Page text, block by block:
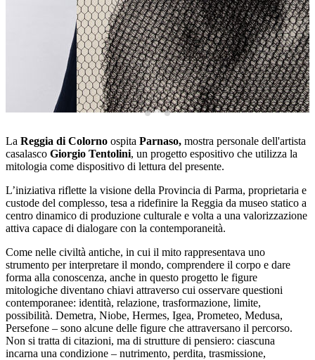
La Reggia di Colorno ospita Parnaso, mostra personale dell'artista
casalasco Giorgio Tentolini, un progetto espositivo che utilizza la
mitologia come dispositivo di lettura del presente.
L’iniziativa riflette la visione della Provincia di Parma, proprietaria e
custode del complesso, tesa a ridefinire la Reggia da museo statico a
centro dinamico di produzione culturale e volta a una valorizzazione
attiva capace di dialogare con la contemporaneità.
Come nelle civiltà antiche, in cui il mito rappresentava uno
strumento per interpretare il mondo, comprendere il corpo e dare
forma alla conoscenza, anche in questo progetto le figure
mitologiche diventano chiavi attraverso cui osservare questioni
contemporanee: identità, relazione, trasformazione, limite,
possibilità. Demetra, Niobe, Hermes, Igea, Prometeo, Medusa,
Persefone – sono alcune delle figure che attraversano il percorso.
Non si tratta di citazioni, ma di strutture di pensiero: ciascuna
incarna una condizione – nutrimento, perdita, trasmissione,